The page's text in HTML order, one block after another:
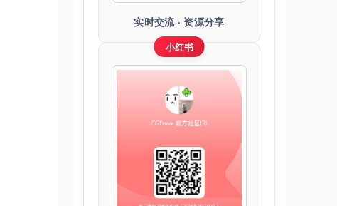
实时交流 · 资源分享
小红书